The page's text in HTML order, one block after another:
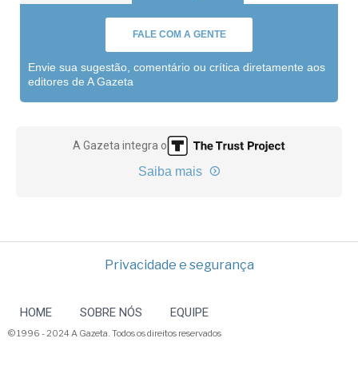
FALE COM A GENTE
Envie sua sugestão, comentário ou crítica diretamente aos
editores de A Gazeta
A Gazeta integra o
Saiba mais
Privacidade e segurança
HOME SOBRE NÓS EQUIPE
© 1996 - 2024 A Gazeta. Todos os direitos reservados